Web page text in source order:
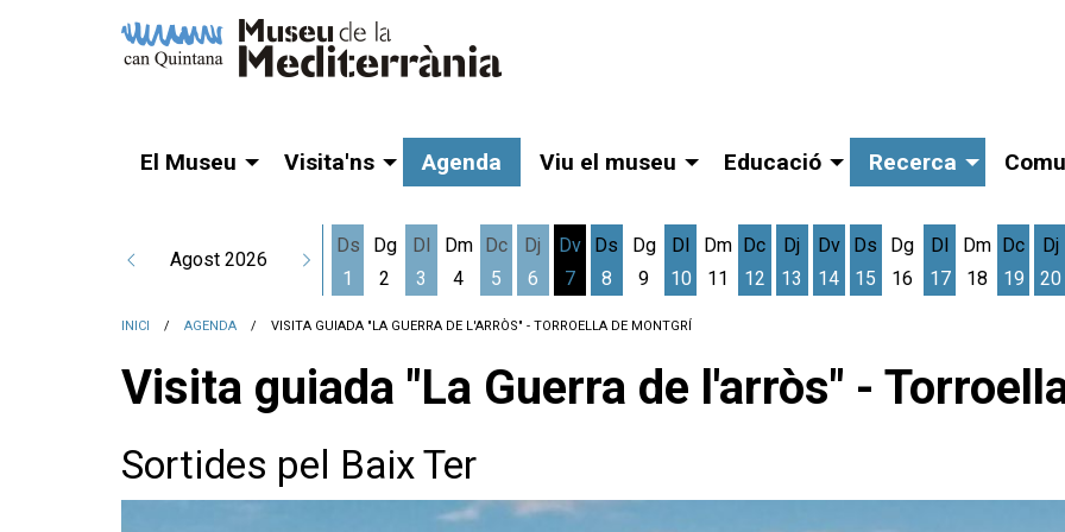
El Museu Visita'ns Agenda Viu el museu Educació Recerca
Agost 2026
Ds
1
Dg
2
Dl
3
Dm
4
Dc
5
Dj
6
Dv
7
Ds
8
Dg
9
Dl
10
Dm
11
Dc
12
Dj
13
Dv
14
Ds
15
Dg
16
Dl
17
Dm
18
Dc
19
Dj
20
INICI AGENDA VISITA GUIADA "LA GUERRA DE L'ARRÒS" - TORROELLA DE MONTGRÍ
Visita guiada "La Guerra de l'arròs" -
Sortides pel Baix Ter